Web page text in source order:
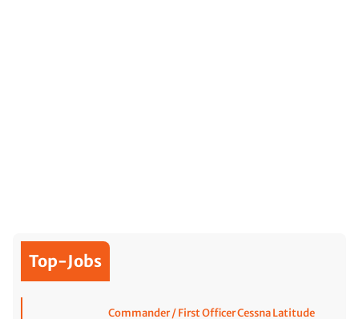
Top-Jobs
Commander / First Officer Cessna Latitude